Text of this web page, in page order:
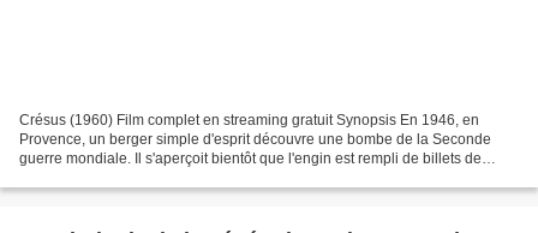
Crésus (1960) Film complet en streaming gratuit Synopsis En 1946, en
Provence, un berger simple d'esprit découvre une bombe de la Seconde
guerre mondiale. Il s'aperçoit bientôt que l'engin est rempli de billets de